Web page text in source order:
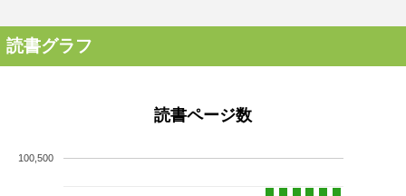
読書グラフ
読書ページ数
100,500